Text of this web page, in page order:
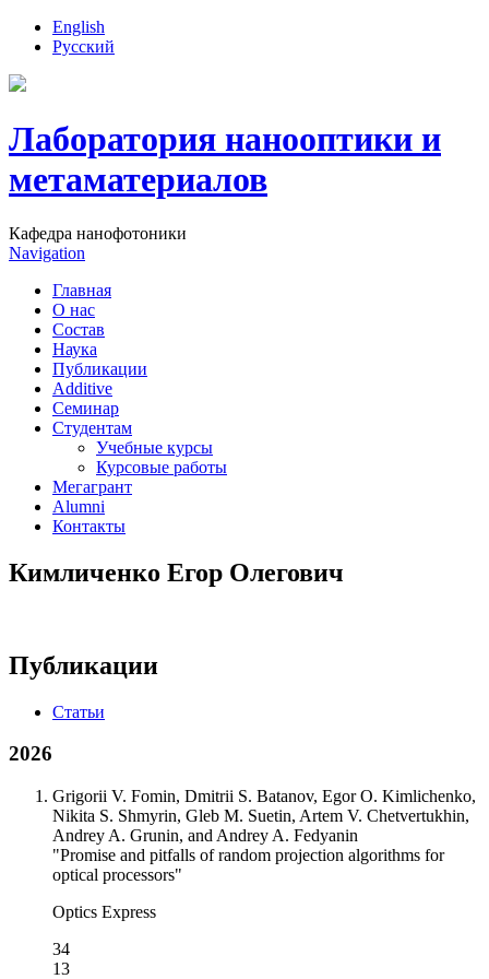
English
Русский
Лаборатория нанооптики и
метаматериалов
Кафедра нанофотоники
Navigation
Главная
О нас
Состав
Наука
Публикации
Additive
Семинар
Студентам
Учебные курсы
Курсовые работы
Мегагрант
Alumni
Контакты
Кимличенко Егор Олегович
Публикации
Статьи
2026
Grigorii V. Fomin, Dmitrii S. Batanov, Egor O. Kimlichenko,
Nikita S. Shmyrin, Gleb M. Suetin, Artem V. Chetvertukhin,
Andrey A. Grunin, and Andrey A. Fedyanin
"Promise and pitfalls of random projection algorithms for
optical processors"
Optics Express
34
13